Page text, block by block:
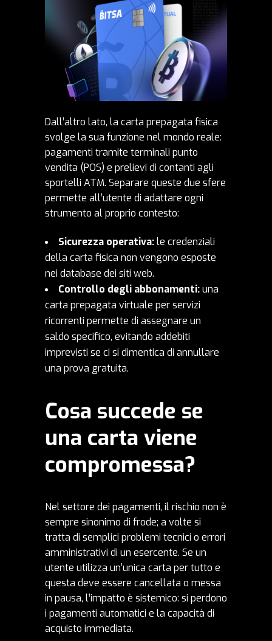
Dall’altro lato, la carta prepagata fisica
svolge la sua funzione nel mondo reale:
pagamenti tramite terminali punto
vendita (POS) e prelievi di contanti agli
sportelli ATM. Separare queste due sfere
permette all’utente di adattare ogni
strumento al proprio contesto:
Sicurezza operativa:le credenziali
della carta fisica non vengono esposte
nei database dei siti web.
Controllo degli abbonamenti:una
carta prepagata virtuale per servizi
ricorrenti permette di assegnare un
saldo specifico, evitando addebiti
imprevisti se ci si dimentica di annullare
una prova gratuita.
Cosa succede se
una carta viene
compromessa?
Nel settore dei pagamenti, il rischio non è
sempre sinonimo di frode; a volte si
tratta di semplici problemi tecnici o errori
amministrativi di un esercente. Se un
utente utilizza un’unica carta per tutto e
questa deve essere cancellata o messa
in pausa, l’impatto è sistemico: si perdono
i pagamenti automatici e la capacità di
acquisto immediata.